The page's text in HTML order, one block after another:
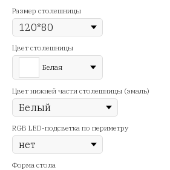
Размер столешницы
Цвет столешницы
Белая
Цвет нижней части столешницы (эмаль)
RGB LED-подсветка по периметру
Форма стола